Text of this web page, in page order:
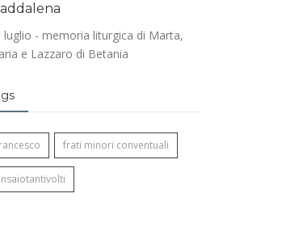
luglio - memoria liturgica di Marta,
e Lazzaro di Betania
frati minori conventuali